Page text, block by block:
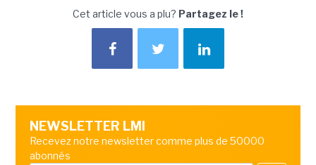
Cet article vous a plu? Partagez le !
NEWSLETTER LMI
Recevez notre newsletter comme plus de 50000
abonnés